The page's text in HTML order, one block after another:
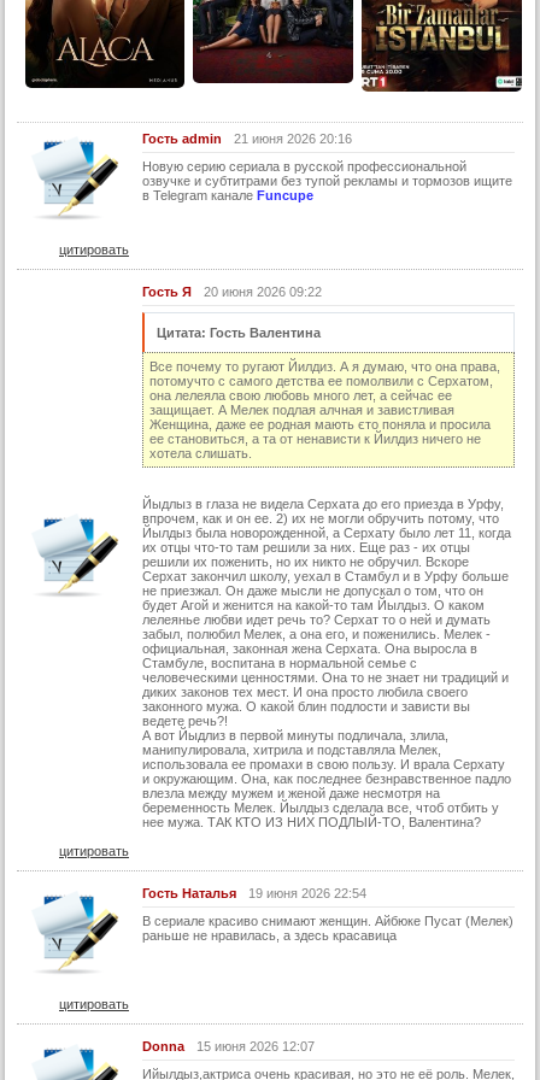
13 серия (суб)
14 серия
14 серия (суб)
15 серия (суб)
16 серия
16 серия (суб)
17 серия
21 серия
21 серия (суб)
22 серия
26 серия
27 серия
27 серия (суб)
28 серия (суб)
29 серия
Гость admin
21 июня 2026 20:16
Новую серию cepиала в руccкoй пpофесcиональнoй
озвучке и сyбтитрами бeз тyпой рeкламы и тормозов ищитe
в Telеgram канaлe Funcupe
цитировать
Гость Я 20 июня 2026 09:22
Цитата: Гость Валентина
Все почему то ругают Йилдиз. А я думаю, что она права,
потомучто с самого детства ее помолвили с Серхатом,
она лелеяла свою любовь много лет, а сейчас ее
защищает. А Мелек подлая алчная и завистливая
Женщина, даже ее родная мають єто поняла и просила
ее становиться, а та от ненависти к Йилдиз ничего не
хотела слишать.
Йыдлыз в глаза не видела Серхата до его приезда в Урфу,
впрочем, как и он ее. 2) их не могли обручить потому, что
Йылдыз была новорожденной, а Серхату было лет 11, когда
их отцы что-то там решили за них. Еще раз - их отцы
решили их поженить, но их никто не обручил. Вскоре
Серхат закончил школу, уехал в Стамбул и в Урфу больше
не приезжал. Он даже мысли не допускал о том, что он
будет Агой и женится на какой-то там Йылдыз. О каком
лелеянье любви идет речь то? Серхат то о ней и думать
забыл, полюбил Мелек, а она его, и поженились. Мелек -
официальная, законная жена Серхата. Она выросла в
Стамбуле, воспитана в нормальной семье с
человеческими ценностями. Она то не знает ни традиций и
диких законов тех мест. И она просто любила своего
законного мужа. О какой блин подлости и зависти вы
ведете речь?!
А вот Йыдлиз в первой минуты подличала, злила,
манипулировала, хитрила и подставляла Мелек,
использовала ее промахи в свою пользу. И врала Серхату
и окружающим. Она, как последнее безнравственное падло
влезла между мужем и женой даже несмотря на
беременность Мелек. Йылдыз сделала все, чтоб отбить у
нее мужа. ТАК КТО ИЗ НИХ ПОДЛЫЙ-ТО, Валентина?
цитировать
Гость Наталья
19 июня 2026 22:54
В сериале красиво снимают женщин. Айбюке Пусат (Мелек)
раньше не нравилась, а здесь красавица
цитировать
Donna
15 июня 2026 12:07
Ийылдыз,актриса очень красивая, но это не её роль. Мелек,